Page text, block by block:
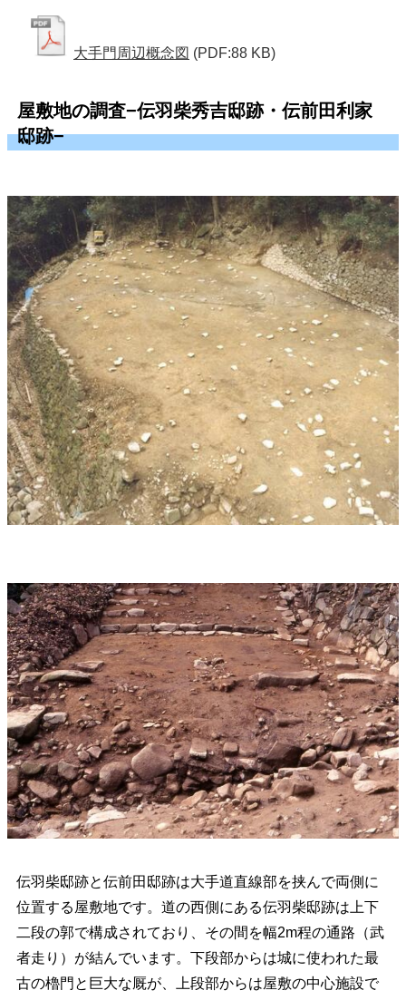
大手門周辺概念図 (PDF:88 KB)
屋敷地の調査−伝羽柴秀吉邸跡・伝前田利家
邸跡−
伝羽柴邸跡と伝前田邸跡は大手道直線部を挟んで両側に
位置する屋敷地です。道の西側にある伝羽柴邸跡は上下
二段の郭で構成されており、その間を幅2m程の通路（武
者走り）が結んでいます。下段部からは城に使われた最
古の櫓門と巨大な厩が、上段部からは屋敷の中心施設で